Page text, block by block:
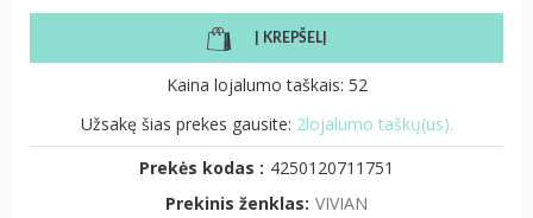
Į KREPŠELĮ
Kaina lojalumo taškais: 52
Užsakę šias prekes gausite: 2lojalumo taškų(us).
Prekės kodas : 4250120711751
Prekinis ženklas: VIVIAN